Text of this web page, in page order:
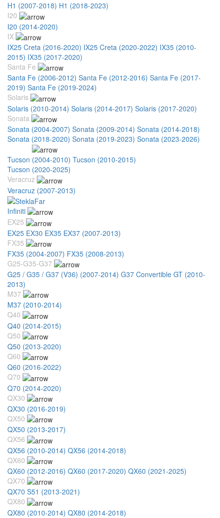
H1 (2007-2018) H1 (2018-2023)
I20
I20 (2014-2020)
IX
IX25 Creta (2016-2020) IX25 Creta (2020-2022) IX35 (2010-
2015) IX35 (2017-2020)
Santa Fe
Santa Fe (2006-2012) Santa Fe (2012-2016) Santa Fe (2017-
2019) Santa Fe (2019-2024)
Solaris
Solaris (2010-2014) Solaris (2014-2017) Solaris (2017-2020)
Sonata
Sonata (2004-2007) Sonata (2009-2014) Sonata (2014-2018)
Sonata (2018-2020) Sonata (2019-2023) Sonata (2023-2026)
Tucson (2004-2010) Tucson (2010-2015)
Tucson (2020-2025)
Veracruz
Veracruz (2007-2013)
Infiniti
EX25
EX25 EX30 EX35 EX37 (2007-2013)
FX35
FX35 (2004-2007) FX35 (2008-2013)
G25-G35-G37
G25 / G35 / G37 (V36) (2007-2014) G37 Convertible GT (2010-
2013)
M37
M37 (2010-2014)
Q40
Q40 (2014-2015)
Q50
Q50 (2013-2020)
Q60
Q60 (2016-2022)
Q70
Q70 (2014-2020)
QX30
QX30 (2016-2019)
QX50
QX50 (2013-2017)
QX56
QX56 (2010-2014) QX56 (2014-2018)
QX60
QX60 (2012-2016) QX60 (2017-2020) QX60 (2021-2025)
QX70
QX70 S51 (2013-2021)
QX80
QX80 (2010-2014) QX80 (2014-2018)